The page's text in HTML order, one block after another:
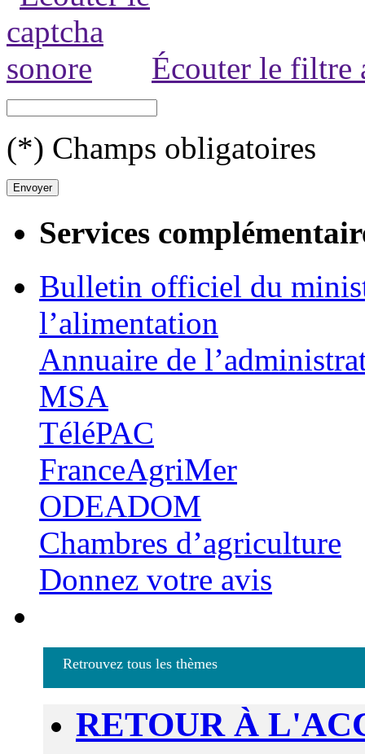
Écouter le filtre
(*) Champs obligatoires
Services
Bulletin officiel du
l’alimentation
Annuaire de
MSA
TéléPAC
FranceAgriMer
ODEADOM
Chambres d’agriculture
Donnez votre avis
Retrouvez tous les thèmes
RETOUR À